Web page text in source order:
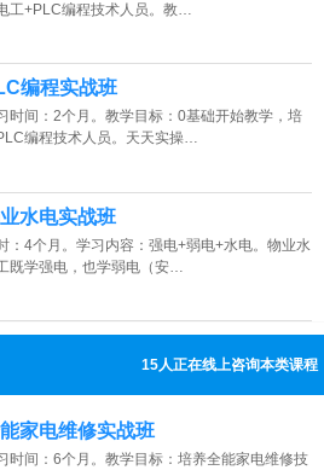
工+PLC编程技术人员。教…
编程实战班
时间：2个月。教学目标：0基础开始教学，培
编程技术人员。天天实操…
水电实战班
：4个月。学习内容：强电+弱电+水电。物业水
既学强电，也学弱电（安…
7人正在线上咨询本类课程
13807313137
家电维修实战班
时间：6个月。教学目标：培养全能家电维修技